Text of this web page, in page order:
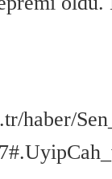
haber/